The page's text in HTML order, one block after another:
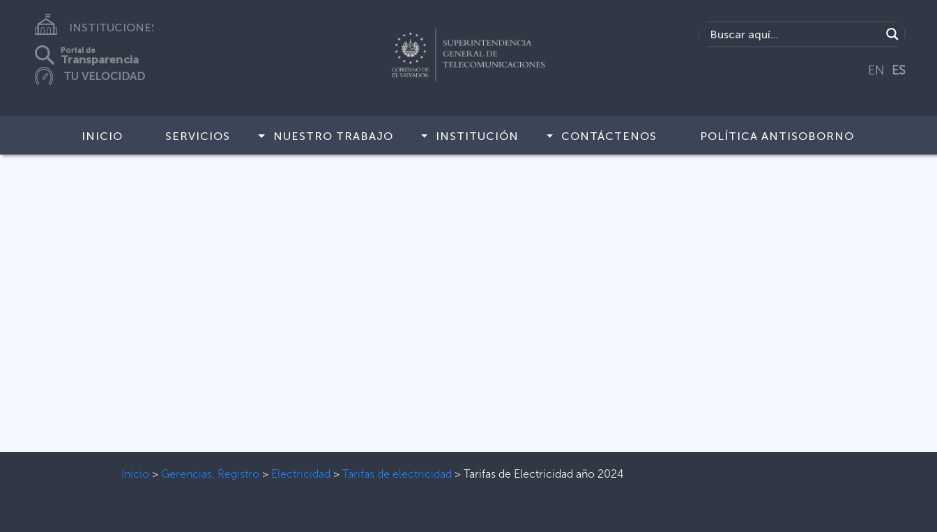
INSTITUCIONES
Portal de
Transparencia
EN ES
INICIO SERVICIOS NUESTRO TRABAJO INSTITUCIÓN CONTÁCTENOS POLÍTICA ANTISOBORNO
Inicio > Gerencias, Registro > Electricidad >Tarifas de electricidad >Tarifas de Electricidad año 2024